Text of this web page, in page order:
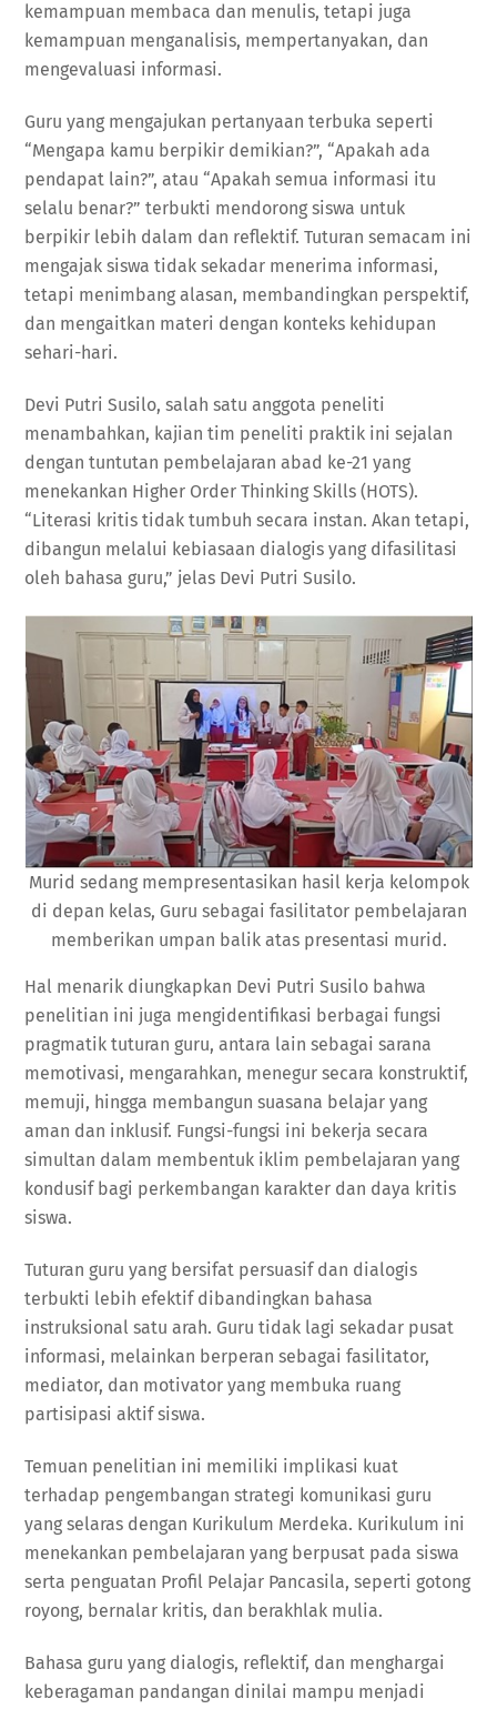
kemampuan membaca dan menulis, tetapi juga
kemampuan menganalisis, mempertanyakan, dan
mengevaluasi informasi.
Guru yang mengajukan pertanyaan terbuka seperti
“Mengapa kamu berpikir demikian?”, “Apakah ada
pendapat lain?”, atau “Apakah semua informasi itu
selalu benar?” terbukti mendorong siswa untuk
berpikir lebih dalam dan reflektif. Tuturan semacam ini
mengajak siswa tidak sekadar menerima informasi,
tetapi menimbang alasan, membandingkan perspektif,
dan mengaitkan materi dengan konteks kehidupan
sehari-hari.
Devi Putri Susilo, salah satu anggota peneliti
menambahkan, kajian tim peneliti praktik ini sejalan
dengan tuntutan pembelajaran abad ke-21 yang
menekankan Higher Order Thinking Skills (HOTS).
“Literasi kritis tidak tumbuh secara instan. Akan tetapi,
dibangun melalui kebiasaan dialogis yang difasilitasi
oleh bahasa guru,” jelas Devi Putri Susilo.
Murid sedang mempresentasikan hasil kerja kelompok
di depan kelas, Guru sebagai fasilitator pembelajaran
memberikan umpan balik atas presentasi murid.
Hal menarik diungkapkan Devi Putri Susilo bahwa
penelitian ini juga mengidentifikasi berbagai fungsi
pragmatik tuturan guru, antara lain sebagai sarana
memotivasi, mengarahkan, menegur secara konstruktif,
memuji, hingga membangun suasana belajar yang
aman dan inklusif. Fungsi-fungsi ini bekerja secara
simultan dalam membentuk iklim pembelajaran yang
kondusif bagi perkembangan karakter dan daya kritis
siswa.
Tuturan guru yang bersifat persuasif dan dialogis
terbukti lebih efektif dibandingkan bahasa
instruksional satu arah. Guru tidak lagi sekadar pusat
informasi, melainkan berperan sebagai fasilitator,
mediator, dan motivator yang membuka ruang
partisipasi aktif siswa.
Temuan penelitian ini memiliki implikasi kuat
terhadap pengembangan strategi komunikasi guru
yang selaras dengan Kurikulum Merdeka. Kurikulum ini
menekankan pembelajaran yang berpusat pada siswa
serta penguatan Profil Pelajar Pancasila, seperti gotong
royong, bernalar kritis, dan berakhlak mulia.
Bahasa guru yang dialogis, reflektif, dan menghargai
keberagaman pandangan dinilai mampu menjadi